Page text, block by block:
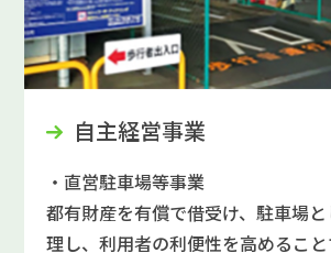
自主経営事業
・直営駐車場等事業
都有財産を有償で借受け、駐車場
理し、利用者の利便性を高めるこ